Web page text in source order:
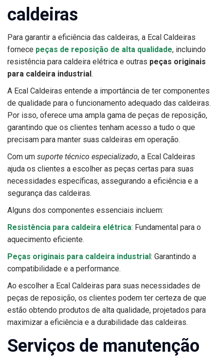
caldeiras
Para garantir a eficiência das caldeiras, a Ecal Caldeiras
fornece peças de reposição de alta qualidade, incluindo
resistência para caldeira elétrica e outras peças originais
para caldeira industrial.
A Ecal Caldeiras entende a importância de ter componentes
de qualidade para o funcionamento adequado das caldeiras.
Por isso, oferece uma ampla gama de peças de reposição,
garantindo que os clientes tenham acesso a tudo o que
precisam para manter suas caldeiras em operação.
Com um suporte técnico especializado, a Ecal Caldeiras
ajuda os clientes a escolher as peças certas para suas
necessidades específicas, assegurando a eficiência e a
segurança das caldeiras.
Alguns dos componentes essenciais incluem:
Resistência para caldeira elétrica: Fundamental para o
aquecimento eficiente.
Peças originais para caldeira industrial: Garantindo a
compatibilidade e a performance.
Ao escolher a Ecal Caldeiras para suas necessidades de
peças de reposição, os clientes podem ter certeza de que
estão obtendo produtos de alta qualidade, projetados para
maximizar a eficiência e a durabilidade das caldeiras.
Serviços de manutenção